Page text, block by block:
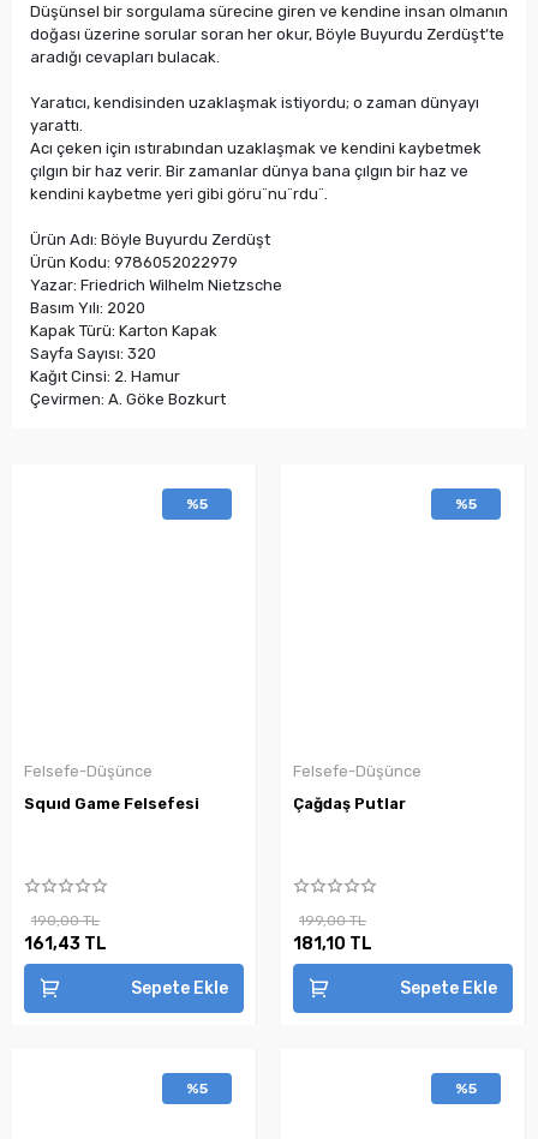
Düşünsel bir sorgulama sürecine giren ve kendine insan olmanın
doğası üzerine sorular soran her okur, Böyle Buyurdu Zerdüşt’te
aradığı cevapları bulacak.
Yaratıcı, kendisinden uzaklaşmak istiyordu; o zaman dünyayı
yarattı.
Acı çeken için ıstırabından uzaklaşmak ve kendini kaybetmek
çılgın bir haz verir. Bir zamanlar dünya bana çılgın bir haz ve
kendini kaybetme yeri gibi göru¨nu¨rdu¨.
Ürün Adı: Böyle Buyurdu Zerdüşt
Ürün Kodu: 9786052022979
Yazar: Friedrich Wilhelm Nietzsche
Basım Yılı: 2020
Kapak Türü: Karton Kapak
Sayfa Sayısı: 320
Kağıt Cinsi: 2. Hamur
Çevirmen: A. Göke Bozkurt
%5
Felsefe-Düşünce
Squıd Game Felsefesi
190,00 TL
161,43 TL
Sepete Ekle
%5
Felsefe-Düşünce
Çağdaş Putlar
199,00 TL
181,10 TL
Sepete Ekle
%5 %5